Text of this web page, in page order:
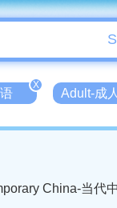
X
Adult-成人
China-当代